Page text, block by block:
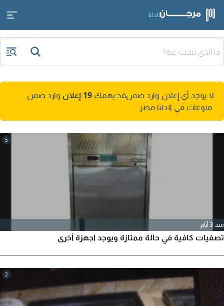
الدلتا
لا يوجد أي إعلان وارد ضمنقد يهمك 19 إعلان
وارد ضمن
منوعات في الدلتا مصر
5
منذ 3 أيام
تصفيات كافية في حالة ممتازة ويوجد اجهزة أخرى
2